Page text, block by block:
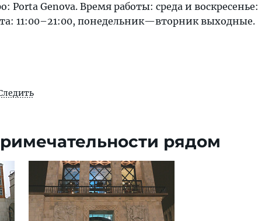
Genova. Время работы: среда и воскресенье:
11:00–21:00, понедельник—вторник выходные.
рядом